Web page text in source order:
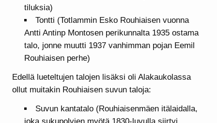
tiluksia)
Tontti (Totlammin Esko Rouhiaisen vuonna
Antti Antinp Montosen perikunnalta 1935 ostama
talo, jonne muutti 1937 vanhimman pojan Eemil
Rouhiaisen perhe)
Edellä lueteltujen talojen lisäksi oli Alakaukolassa
ollut muitakin Rouhiaisen suvun taloja:
Suvun kantatalo (Rouhiaisenmäen itälaidalla,